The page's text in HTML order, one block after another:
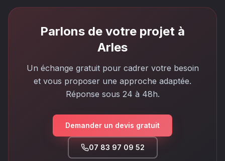
Parlons de votre projet à
Arles
Un échange gratuit pour cadrer votre besoin
et vous proposer une approche adaptée.
Réponse sous 24 à 48h.
Demander un devis gratuit
07 83 97 09 52